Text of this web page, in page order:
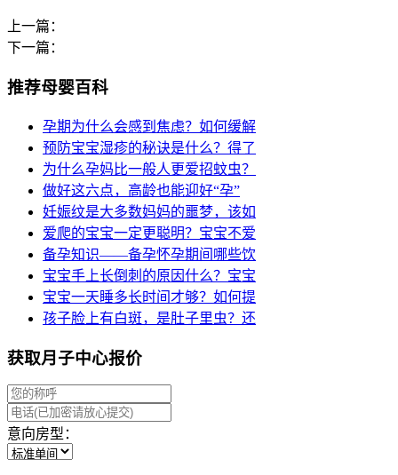
上一篇：
下一篇：
推荐母婴百科
孕期为什么会感到焦虑？如何缓解
预防宝宝湿疹的秘诀是什么？得了
为什么孕妈比一般人更爱招蚊虫？
做好这六点，高龄也能迎好“孕”
妊娠纹是大多数妈妈的噩梦，该如
爱爬的宝宝一定更聪明？宝宝不爱
备孕知识——备孕怀孕期间哪些饮
宝宝手上长倒刺的原因什么？宝宝
宝宝一天睡多长时间才够？如何提
孩子脸上有白斑，是肚子里虫？还
获取月子中心报价
意向房型：